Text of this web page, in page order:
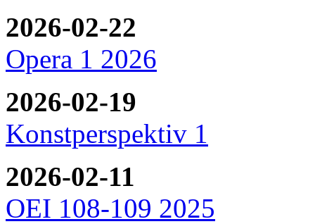
2026-02-22
Opera 1 2026
2026-02-19
Konstperspektiv 1
2026-02-11
OEI 108-109 2025